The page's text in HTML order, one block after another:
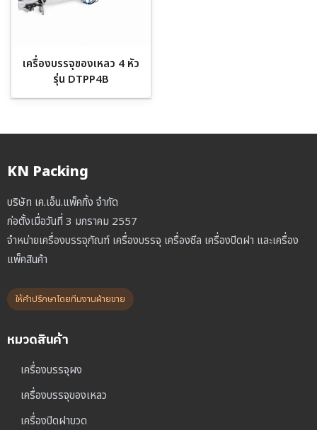
เครื่องบรรจุของเหลว 4 หัว
รุ่น DTPP4B
KN Packing
บริษัท เค.เอ็น.แพ็คกิ้ง จำกัด
ก่อตั้งเมื่อวันที่ 3 มกราคม 2557
จำหน่ายเครื่องบรรจุภัณฑ์ เครื่องบรรจุ เครื่องซีล เครื่องปิดฝา และเครื่อง
แพ็คสินค้า
ให้คำปรึกษาโดยทีมงานฝ่ายขาย
หมวดสินค้า
เครื่องบรรจุผง
เครื่องบรรจุของเหลว
เครื่องปิดฝาขวด